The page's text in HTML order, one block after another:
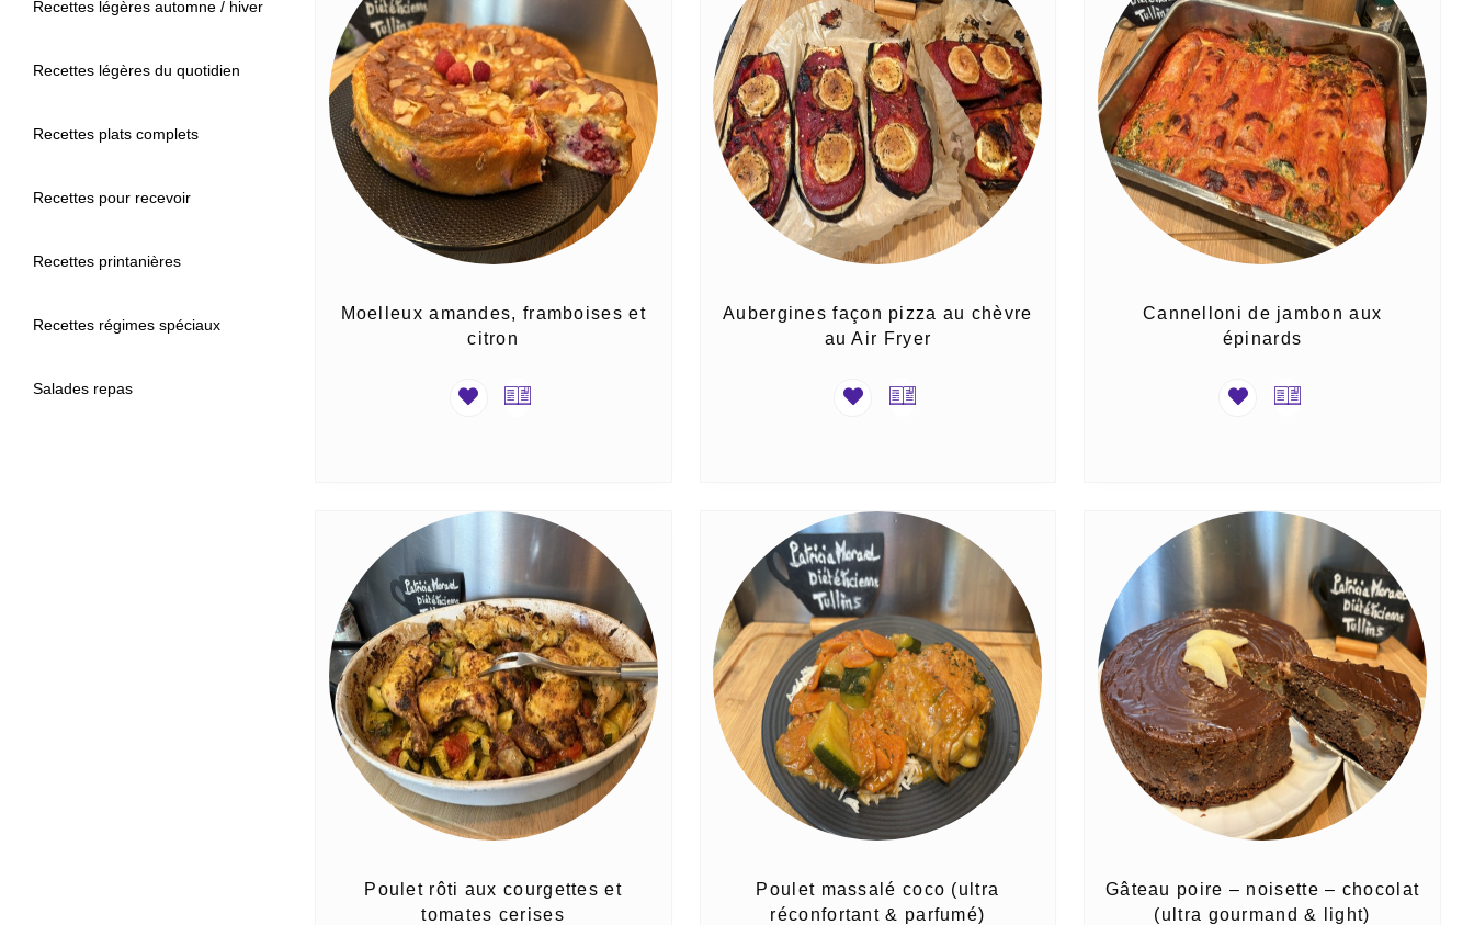
Recettes légères automne / hiver
Recettes légères du quotidien
Recettes plats complets
Recettes pour recevoir
Recettes printanières
Recettes régimes spéciaux
Salades repas
Moelleux amandes, framboises et
citron
Aubergines façon pizza au chèvre
au Air Fryer
Cannelloni de jambon aux
épinards
Poulet rôti aux courgettes et
tomates cerises
Poulet massalé coco (ultra
réconfortant & parfumé)
Gâteau poire – noisette – chocolat
(ultra gourmand & light)